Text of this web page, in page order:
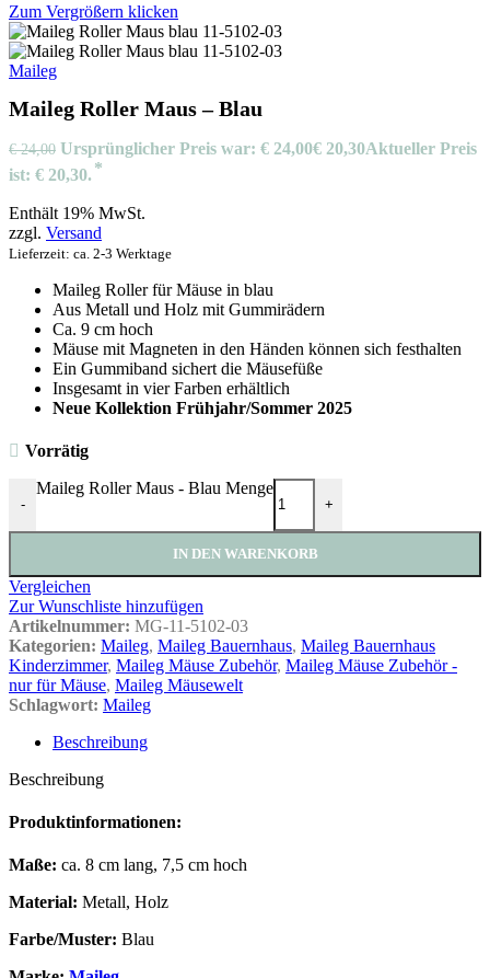
Zum Vergrößern klicken
Maileg
Maileg Roller Maus – Blau
€24,00 Ursprünglicher Preis war: € 24,00€ 20,30Aktueller Preis
ist: € 20,30.
Enthält 19% MwSt.
zzgl. Versand
Lieferzeit: ca. 2-3 Werktage
Maileg Roller für Mäuse in blau
Aus Metall und Holz mit Gummirädern
Ca. 9 cm hoch
Mäuse mit Magneten in den Händen können sich festhalten
Ein Gummiband sichert die Mäusefüße
Insgesamt in vier Farben erhältlich
Neue Kollektion Frühjahr/Sommer 2025
Vorrätig
-
Maileg Roller Maus - Blau Menge
+
IN DEN WARENKORB
Vergleichen
Zur Wunschliste hinzufügen
Artikelnummer: MG-11-5102-03
Kategorien: Maileg, Maileg Bauernhaus, Maileg Bauernhaus
Kinderzimmer, Maileg Mäuse Zubehör, Maileg Mäuse Zubehör -
nur für Mäuse, Maileg Mäusewelt
Schlagwort: Maileg
Beschreibung
Beschreibung
Produktinformationen:
Maße: ca. 8 cm lang, 7,5 cm hoch
Material: Metall, Holz
Farbe/Muster: Blau